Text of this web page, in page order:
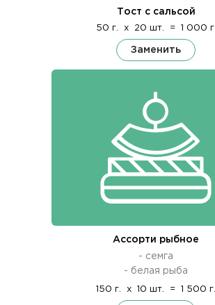
Тост с сальсой
50 г. x 20 шт. = 1 000 г.
Заменить
Ассорти рыбное
- семга
- белая рыба
150 г. x 10 шт. = 1 500 г.